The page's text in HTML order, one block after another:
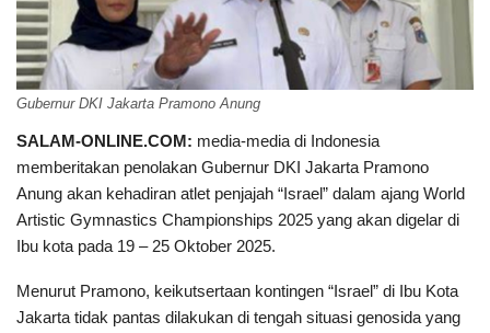
Gubernur DKI Jakarta Pramono Anung
SALAM-ONLINE.COM: media-media di Indonesia
memberitakan penolakan Gubernur DKI Jakarta Pramono
Anung akan kehadiran atlet penjajah “Israel” dalam ajang World
Artistic Gymnastics Championships 2025 yang akan digelar di
Ibu kota pada 19 – 25 Oktober 2025.
Menurut Pramono, keikutsertaan kontingen “Israel” di Ibu Kota
Jakarta tidak pantas dilakukan di tengah situasi genosida yang